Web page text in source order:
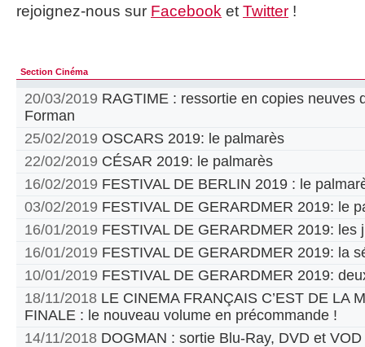
rejoignez-nous sur Facebook et Twitter !
Section Cinéma
20/03/2019 RAGTIME : ressortie en copies neuves
Forman
25/02/2019 OSCARS 2019: le palmarès
22/02/2019 CÉSAR 2019: le palmarès
16/02/2019 FESTIVAL DE BERLIN 2019 : le
03/02/2019 FESTIVAL DE GERARDMER 2019: le
16/01/2019 FESTIVAL DE GERARDMER 2019: les
16/01/2019 FESTIVAL DE GERARDMER 2019: la
10/01/2019 FESTIVAL DE GERARDMER 2019:
18/11/2018 LE CINEMA FRANÇAIS C’EST DE LA
FINALE : le nouveau volume en précommande !
14/11/2018 DOGMAN : sortie Blu-Ray, DVD et VOD